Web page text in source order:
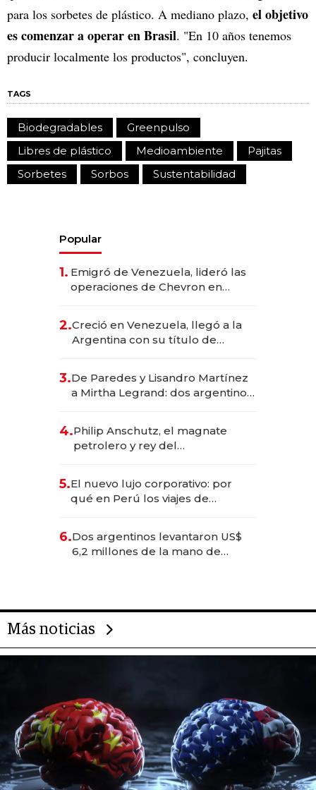
para los sorbetes de plástico. A mediano plazo, el objetivo
es comenzar a operar en Brasil. "En 10 años tenemos
producir localmente los productos", concluyen.
TAGS
Biodegradables
Greenpulso
Libres de plástico
Medioambiente
Pajitas
Sorbetes
Sorbos Sustentabilidad
Popular
1. Emigró de Venezuela, lideró las
operaciones de Chevron en
2.Creció en Venezuela, llegó a la
Argentina con su título de
las marcas "fast premium"
3.De Paredes y Lisandro Martínez
a Mirtha Legrand: dos argentinos
4.Philip Anschutz, el magnate
petrolero y rey del
Fénix
5.El nuevo lujo corporativo: por
qué en Perú los viajes de
para convertirse en experiencias
transformadoras
6.Dos argentinos levantaron US$
6,2 millones de la mano de
Más noticias